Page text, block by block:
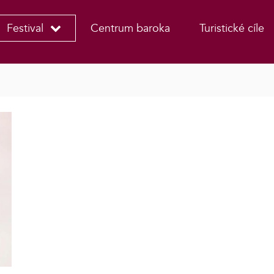
Festival Centrum baroka Turistické cíle